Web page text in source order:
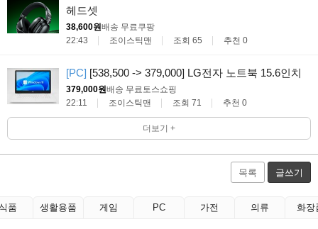
헤드셋
38,600원배송 무료 쿠팡
22:43
조이스틱맨 조회 65 추천 0
[PC] [538,500 -> 379,000] LG전자 노트북 15.6인치
379,000원배송 무료 토스쇼핑
22:11
조이스틱맨 조회 71 추천 0
더보기 +
목록 글쓰기
품 생활용품 게임 PC 가전 의류 화장